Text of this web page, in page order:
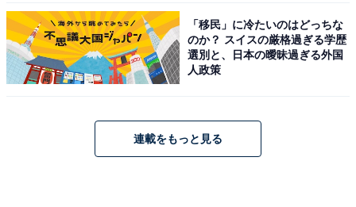
屋」は下呂の名湯に浸かり食事も楽しむ温泉宿
【12月24日】
「移民」に冷たいのはどっちな
のか？ スイスの厳格過ぎる学歴
選別と、日本の曖昧過ぎる外国
人政策
連載をもっと見る